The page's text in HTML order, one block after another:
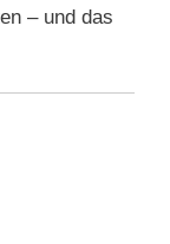
– und das